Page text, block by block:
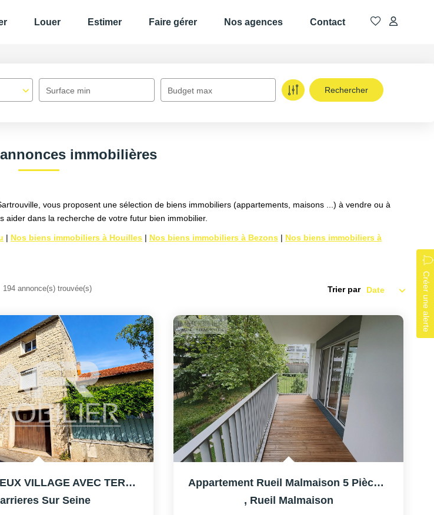
Louer Estimer Faire gérer Nos agences Contact
Surface min Budget max
immobilières
vous proposent une sélection de biens immobiliers (appartements, maisons ...) à vendre ou à
dans la recherche de votre futur bien immobilier.
| Nos biens immobiliers à Houilles | Nos biens immobiliers à Bezons | Nos biens immobiliers à
Créer une alerte
194 annonce(s) trouvée(s) Trier par
3 PIECES VIEUX VILLAGE AVEC TERRASSE ET BOX
Sur Seine
Appartement Rueil Malmaison 5 Pièce(s) 102 M2
, Rueil Malmaison